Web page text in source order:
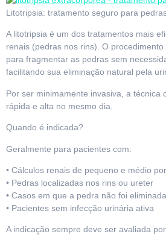
Litotripsia: tratamento seguro para
A litotripsia é um dos tratamentos mais
renais (pedras nos rins). O
para fragmentar as pedras sem
facilitando sua eliminação natural pela
Por ser minimamente invasiva, a técnica
rápida e alta no mesmo dia.
Quando é indicada?
Geralmente para pacientes com:
• Cálculos renais de pequeno e médio
• Pedras localizadas nos rins ou ureter
• Casos em que a pedra não foi
• Pacientes sem infecção urinária ativa
A indicação sempre deve ser avaliada